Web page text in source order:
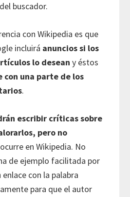
buscador.
con Wikipedia es que
incluirá anuncios si los
lo desean y éstos
con una parte de los
.
escribir críticas sobre
pero no
en Wikipedia. No
de ejemplo facilitada por
con la palabra
para que el autor